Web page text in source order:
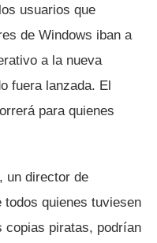
usuarios que
de Windows iban a
a la nueva
fuera lanzada. El
para quienes
un director de
todos quienes tuviesen
copias piratas, podrí­an